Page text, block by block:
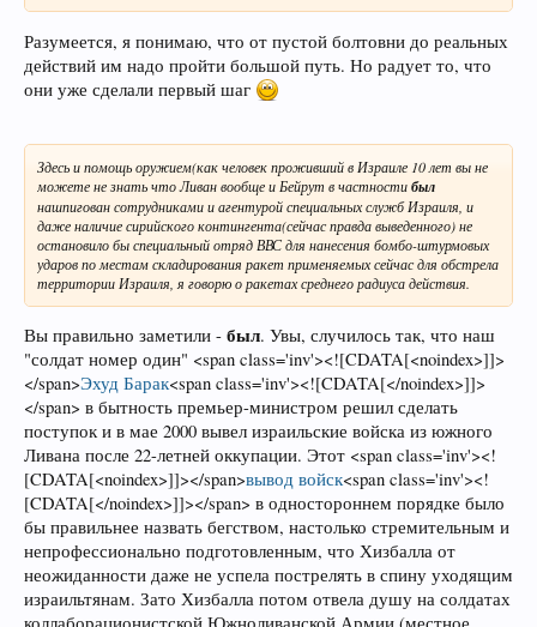
Разумеется, я понимаю, что от пустой болтовни до реальных
действий им надо пройти большой путь. Но радует то, что
они уже сделали первый шаг
Здесь и помощь оружием(как человек проживший в Израиле 10 лет вы не
можете не знать что Ливан вообще и Бейрут в частностибыл
нашпигован сотрудниками и агентурой специальных служб Израиля, и
даже наличие сирийского контингента(сейчас правда выведенного) не
остановило бы специальный отряд ВВС для нанесения бомбо-штурмовых
ударов по местам складирования ракет применяемых сейчас для обстрела
территории Израиля, я говорю о ракетах среднего радиуса действия.
Вы правильно заметили - был. Увы, случилось так, что наш
"солдат номер один" <span class='inv'><![CDATA[<noindex>]]>
</span>Эхуд Барак<span class='inv'><![CDATA[</noindex>]]>
</span> в бытность премьер-министром решил сделать
поступок и в мае 2000 вывел израильские войска из южного
Ливана после 22-летней оккупации. Этот <span class='inv'><!
[CDATA[<noindex>]]></span>вывод войск<span class='inv'><!
[CDATA[</noindex>]]></span> в одностороннем порядке было
бы правильнее назвать бегством, настолько стремительным и
непрофессионально подготовленным, что Хизбалла от
неожиданности даже не успела пострелять в спину уходящим
израильтянам. Зато Хизбалла потом отвела душу на солдатах